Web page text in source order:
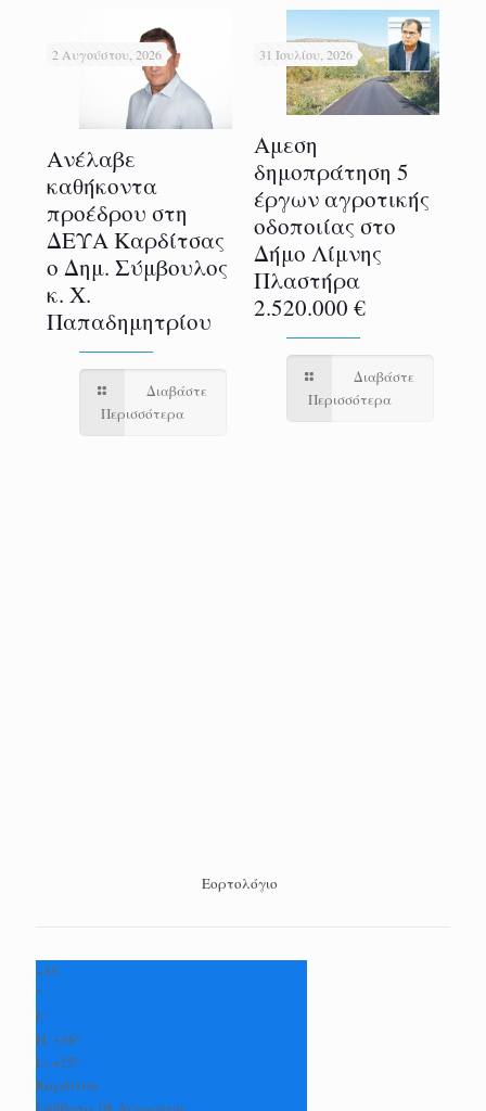
2 Αυγούστου, 2026
Ανέλαβε
καθήκοντα
προέδρου στη
ΔΕΥΑ Καρδίτσας
ο Δημ. Σύμβουλος
κ. Χ.
Παπαδημητρίου
Διαβάστε
Περισσότερα
31 Ιουλίου, 2026
Αμεση
δημοπράτηση 5
έργων αγροτικής
οδοποιίας στο
Δήμο Λίμνης
Πλαστήρα
2.520.000 €
Διαβάστε
Περισσότερα
Εορτολόγιο
+35
°
C
H: +36°
L: +25°
Καρδίτσα